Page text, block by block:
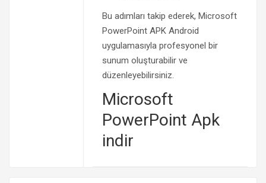
Bu adımları takip ederek, Microsoft
PowerPoint APK Android
uygulamasıyla profesyonel bir
sunum oluşturabilir ve
düzenleyebilirsiniz.
Microsoft
PowerPoint Apk
indir